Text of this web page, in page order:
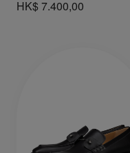
HK$ 7.400,00